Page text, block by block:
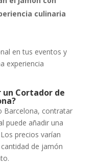
culinaria
en tus eventos y
experiencia
Cortador de
Barcelona, contratar
puede añadir una
precios varían
de jamón